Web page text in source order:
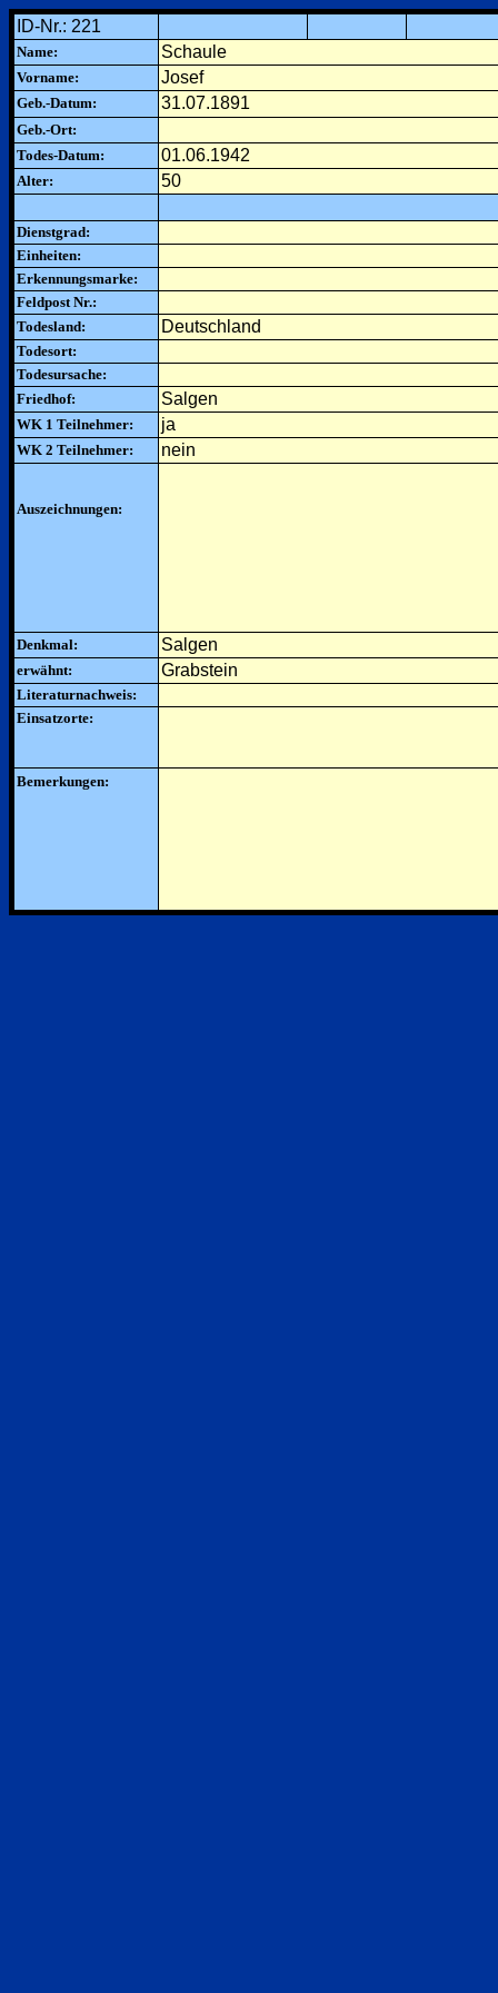
ID-Nr.: 221
Name: Schaule
Vorname: Josef
Geb.-Datum: 31.07.1891
Geb.-Ort:
Todes-Datum:
01.06.1942
Alter: 50
Dienstgrad:
Einheiten:
Erkennungsmarke:
Feldpost Nr.:
Todesland:
Deutschland
Todesort:
Todesursache:
Friedhof:
Salgen
WK 1 Teilnehmer: ja
WK 2 Teilnehmer: nein
Auszeichnungen:
Denkmal: Salgen
erwähnt: Grabstein
Literaturnachweis:
Einsatzorte:
Bemerkungen: